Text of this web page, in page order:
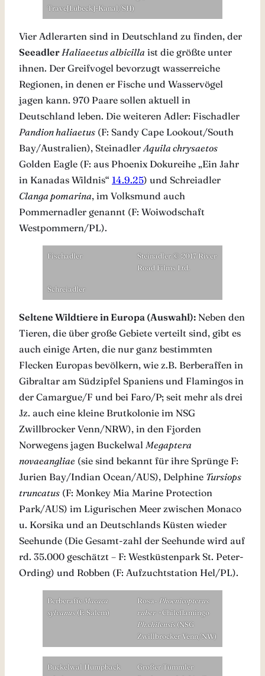
Trave[Lübeck]-Kanal/SH)
Vier Adlerarten sind in Deutschland zu finden, der
Seeadler Haliaeetus albicilla ist die größte unter
ihnen. Der Greifvogel bevorzugt wasserreiche
Regionen, in denen er Fische und Wasservögel
jagen kann. 970 Paare sollen aktuell in
Deutschland leben. Die weiteren Adler: Fischadler
Pandion haliaetus (F: Sandy Cape Lookout/South
Bay/Australien), Steinadler Aquila chrysaetos
Golden Eagle (F: aus Phoenix Dokureihe „Ein Jahr
in Kanadas Wildnis“ 14.9.25) und Schreiadler
Clanga pomarina, im Volksmund auch
Pommernadler genannt (F: Woiwodschaft
Westpommern/PL).
Fischadler
Steinadler © 2017 River
Road Films Ltd.
Schreiadler
Seltene Wildtiere in Europa (Auswahl): Neben den
Tieren, die über große Gebiete verteilt sind, gibt es
auch einige Arten, die nur ganz bestimmten
Flecken Europas bevölkern, wie z.B. Berberaffen in
Gibraltar am Südzipfel Spaniens und Flamingos in
der Camargue/F und bei Faro/P; seit mehr als drei
Jz. auch eine kleine Brutkolonie im NSG
Zwillbrocker Venn/NRW), in den Fjorden
Norwegens jagen Buckelwal Megaptera
novaeangliae (sie sind bekannt für ihre Sprünge F:
Jurien Bay/Indian Ocean/AUS), Delphine Tursiops
truncatus (F: Monkey Mia Marine Protection
Park/AUS) im Ligurischen Meer zwischen Monaco
u. Korsika und an Deutschlands Küsten wieder
Seehunde (Die Gesamt-zahl der Seehunde wird auf
rd. 35.000 geschätzt – F: Westküstenpark St. Peter-
Ording) und Robben (F: Aufzuchtstation Hel/PL).
Berberaffe Macaca
sylvanus (F: Salem)
Rosa- Phoenicopterus
ruber +Chileflamingo
Ph.chilensis(NSG
Zwillbrocker Venn/NW)
Buckelwal Humpback
Großer Tümmler